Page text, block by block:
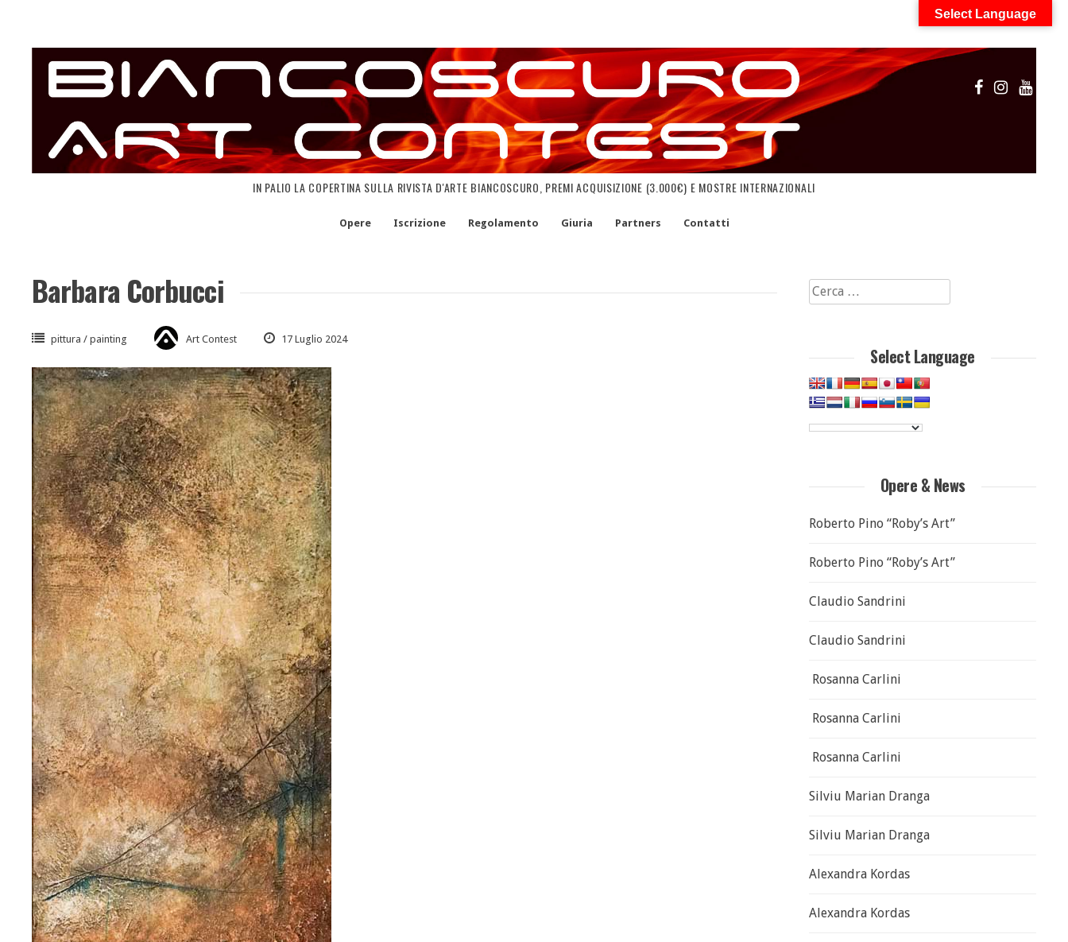
content
IN PALIO LA COPERTINA SULLA RIVISTA D'ARTE BIANCOSCURO, PREMI ACQUISIZIONE (3.000€) E MOSTRE INTERNAZIONALI
Opere Iscrizione Regolamento Giuria Partners Contatti
Barbara Corbucci
pittura / painting Art Contest 17 Luglio 2024
Ricerca
per:
Select Language
Opere & News
Roberto Pino “Roby’s Art”
Roberto Pino “Roby’s Art”
Claudio Sandrini
Claudio Sandrini
Rosanna Carlini
Rosanna Carlini
Rosanna Carlini
Silviu Marian Dranga
Silviu Marian Dranga
Alexandra Kordas
Alexandra Kordas
Select Language